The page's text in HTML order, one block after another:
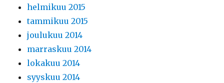
helmikuu 2015
tammikuu 2015
joulukuu 2014
marraskuu 2014
lokakuu 2014
syyskuu 2014